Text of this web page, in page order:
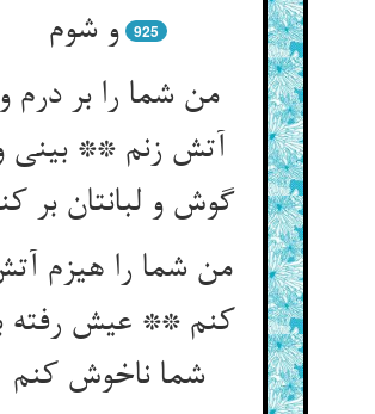
و شوم
925
من شما را بر درم و
آتش زنم ** بینی
گوش و لبانتان بر
من شما را هیزم
کنم ** عیش رفته
شما ناخوش کنم